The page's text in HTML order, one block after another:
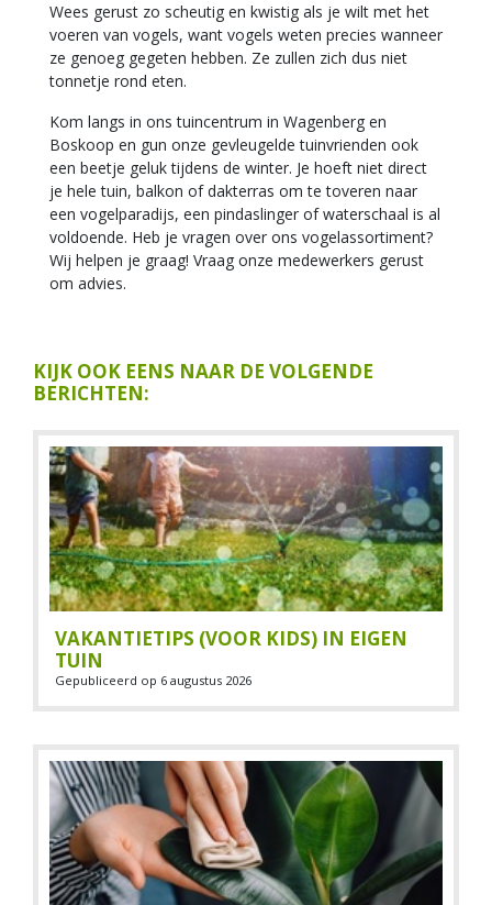
Wees gerust zo scheutig en kwistig als je wilt met het
voeren van vogels, want vogels weten precies wanneer
ze genoeg gegeten hebben. Ze zullen zich dus niet
tonnetje rond eten.
Kom langs in ons tuincentrum in Wagenberg en
Boskoop en gun onze gevleugelde tuinvrienden ook
een beetje geluk tijdens de winter. Je hoeft niet direct
je hele tuin, balkon of dakterras om te toveren naar
een vogelparadijs, een pindaslinger of waterschaal is al
voldoende. Heb je vragen over ons vogelassortiment?
Wij helpen je graag! Vraag onze medewerkers gerust
om advies.
KIJK OOK EENS NAAR DE VOLGENDE
BERICHTEN:
VAKANTIETIPS (VOOR KIDS) IN EIGEN
TUIN
Gepubliceerd op 6 augustus 2026